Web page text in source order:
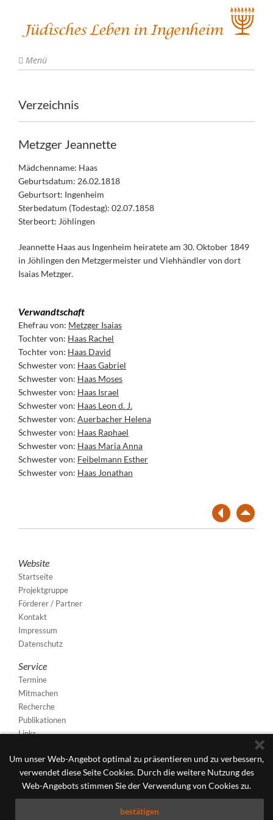
Um unser Web-Angebot optimal zu präsentieren und zu verbessern,
verwendet diese Seite Cookies. Durch die weitere Nutzung des
Web-Angebots stimmen Sie der Verwendung von Cookies zu.
bestätigen
Menü
Verzeichnis
Metzger Jeannette
Mädchenname: Haas
Geburtsdatum: 26.02.1818
Geburtsort: Ingenheim
Sterbedatum (Todestag): 02.07.1858
Sterbeort: Jöhlingen
Jeannette Haas aus Ingenheim heiratete am 30. Oktober 1849
in Jöhlingen den Metzgermeister und Viehhändler von dort
Isaias Metzger.
Verwandtschaft
Ehefrau von: Metzger Isaias
Tochter von: Haas Rachel
Tochter von: Haas David
Schwester von: Haas Gabriel
Schwester von: Haas Moses
Schwester von: Haas Israel
Schwester von: Haas Leon d. J.
Schwester von: Auerbacher Helena
Schwester von: Haas Raphael
Schwester von: Haas Maria Anna
Schwester von: Feibelmann Esther
Schwester von: Haas Jonathan
Website
Startseite
Projektgruppe
Förderer / Partner
Kontakt
Impressum
Datenschutz
Service
Termine
Mitmachen
Recherche
Publikationen
Links